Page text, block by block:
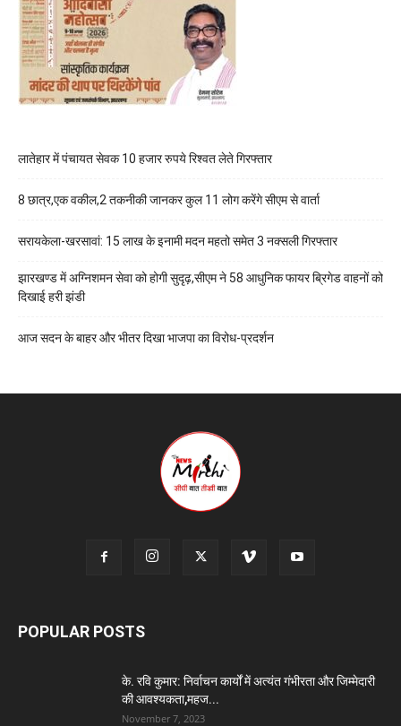
लातेहार में पंचायत सेवक 10 हजार रुपये रिश्वत लेते गिरफ्तार
8 छात्र,एक वकील,2 तकनीकी जानकर कुल 11 लोग करेंगे सीएम से वार्ता
सरायकेला-खरसावां: 15 लाख के इनामी मदन महतो समेत 3 नक्सली गिरफ्तार
झारखण्ड में अग्निशमन सेवा को होगी सुदृढ़,सीएम ने 58 आधुनिक फायर ब्रिगेड वाहनों को
दिखाई हरी झंडी
आज सदन के बाहर और भीतर दिखा भाजपा का विरोध-प्रदर्शन
POPULAR POSTS
के. रवि कुमार: निर्वाचन कार्यों में अत्यंत गंभीरता और जिम्मेदारी
की आवश्यकता,महज...
November 7, 2023